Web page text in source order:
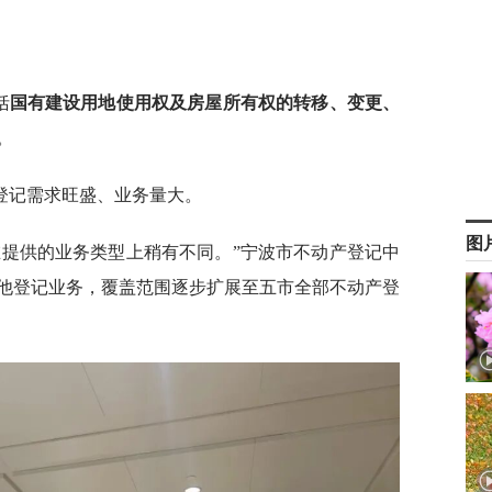
国有建设用地使用权及房屋所有权的转移、变更、
需求旺盛、业务量大。
供的业务类型上稍有不同。”宁波市不动产登记中
登记业务，覆盖范围逐步扩展至五市全部不动产登
图